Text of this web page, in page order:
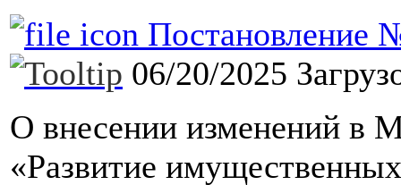
Постановление
06/20/2025
О внесении изменений в
«Развитие